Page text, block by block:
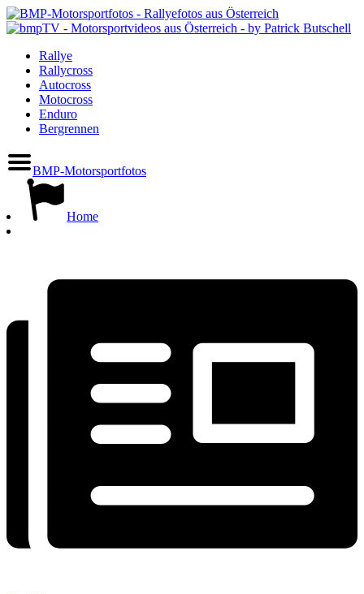
Rallye
Rallycross
Autocross
Motocross
Enduro
Bergrennen
BMP-Motorsportfotos
Home